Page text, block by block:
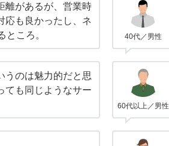
離があるが、営業時
応も良かったし、ネ
ところ。
40代／男性
うのは魅力的だと思
ても同じようなサー
60代以上／男性